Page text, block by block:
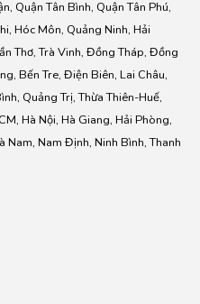
Quận Tân Bình, Quận Tân Phú,
Hóc Môn, Quảng Ninh, Hải
Thơ, Trà Vinh, Đồng Tháp, Đồng
Bến Tre, Điện Biên, Lai Châu,
Quảng Trị, Thừa Thiên-Huế,
Hà Nội, Hà Giang, Hải Phòng,
Nam, Nam Định, Ninh Bình, Thanh